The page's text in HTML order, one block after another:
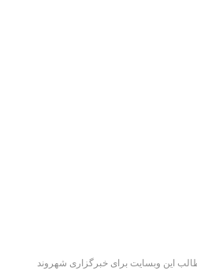
این وبسایت برای خبرگزاری شهروند